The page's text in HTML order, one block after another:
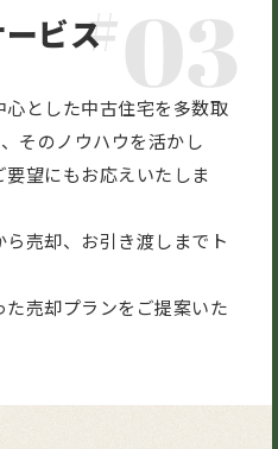
ビス
とした中古住宅を多数取
そのノウハウを活かし
要望にもお応えいたしま
売却、お引き渡しまでト
売却プランをご提案いた